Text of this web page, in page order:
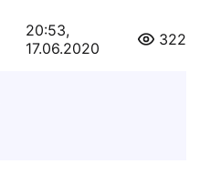
20:53,
17.06.2020
322